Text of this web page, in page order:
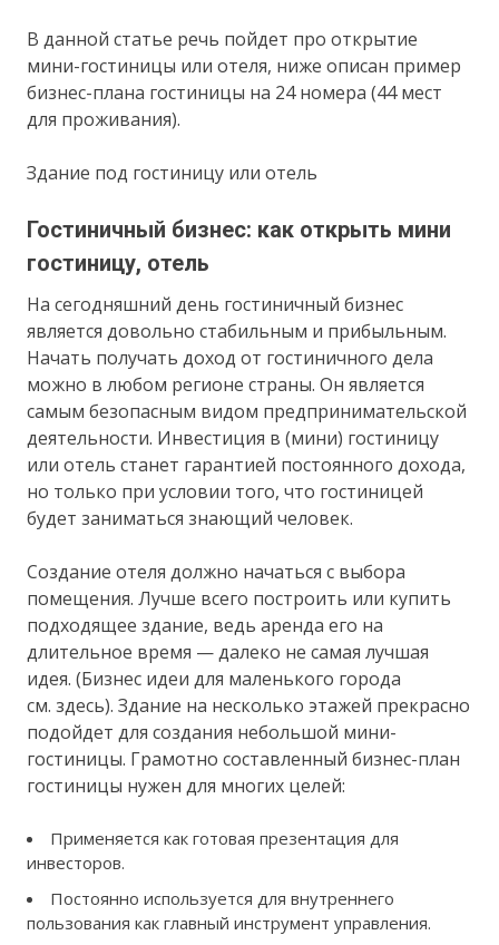
В данной статье речь пойдет про открытие
мини-гостиницы или отеля, ниже описан пример
бизнес-плана гостиницы на 24 номера (44 мест
для проживания).
Здание под гостиницу или отель
Гостиничный бизнес: как открыть мини
гостиницу, отель
На сегодняшний день гостиничный бизнес
является довольно стабильным и прибыльным.
Начать получать доход от гостиничного дела
можно в любом регионе страны. Он является
самым безопасным видом предпринимательской
деятельности. Инвестиция в (мини) гостиницу
или отель станет гарантией постоянного дохода,
но только при условии того, что гостиницей
будет заниматься знающий человек.
Создание отеля должно начаться с выбора
помещения. Лучше всего построить или купить
подходящее здание, ведь аренда его на
длительное время — далеко не самая лучшая
идея. (Бизнес идеи для маленького города
см. здесь). Здание на несколько этажей прекрасно
подойдет для создания небольшой мини-
гостиницы. Грамотно составленный бизнес-план
гостиницы нужен для многих целей:
Применяется как готовая презентация для
инвесторов.
Постоянно используется для внутреннего
пользования как главный инструмент управления.